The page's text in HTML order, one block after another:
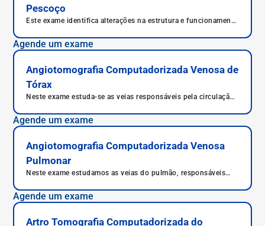
Pescoço
Este exame identifica alterações na estrutura e funcionamento
Agende um exame
Angiotomografia Computadorizada Venosa de
Tórax
Neste exame estuda-se as veias responsáveis pela circulação
responsáveis pelo aporte de sangue a esta região.
Agende um exame
Angiotomografia Computadorizada Venosa
Pulmonar
Neste exame estudamos as veias do pulmão, responsáveis
Agende um exame
Artro Tomografia Computadorizada do